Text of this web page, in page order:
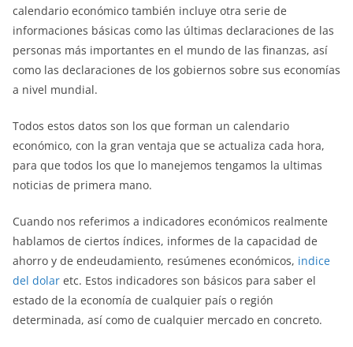
calendario económico también incluye otra serie de
informaciones básicas como las últimas declaraciones de las
personas más importantes en el mundo de las finanzas, así
como las declaraciones de los gobiernos sobre sus economías
a nivel mundial.
Todos estos datos son los que forman un calendario
económico, con la gran ventaja que se actualiza cada hora,
para que todos los que lo manejemos tengamos la ultimas
noticias de primera mano.
Cuando nos referimos a indicadores económicos realmente
hablamos de ciertos índices, informes de la capacidad de
ahorro y de endeudamiento, resúmenes económicos, indice
del dolar etc. Estos indicadores son básicos para saber el
estado de la economía de cualquier país o región
determinada, así como de cualquier mercado en concreto.